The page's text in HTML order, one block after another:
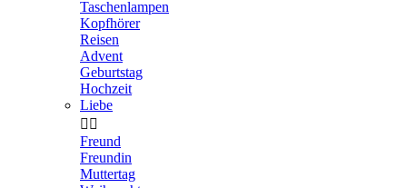
Taschenlampen
Kopfhörer
Reisen
Advent
Geburtstag
Hochzeit
Liebe
 
Freund
Freundin
Muttertag